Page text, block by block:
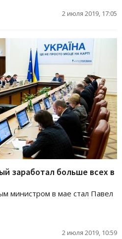
2 июля 2019, 17:05
заработал больше всех в
министром в мае стал Павел
2 июля 2019, 10:59